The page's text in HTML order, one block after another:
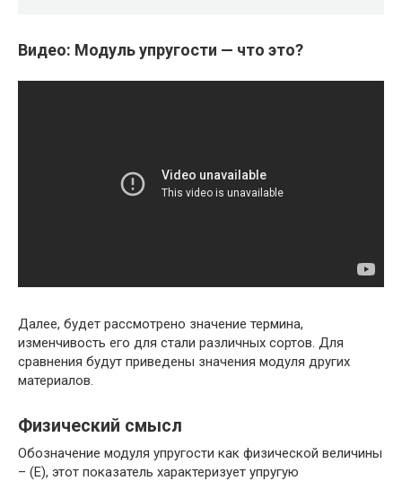
Видео: Модуль упругости — что это?
Далее, будет рассмотрено значение термина,
изменчивость его для стали различных сортов. Для
сравнения будут приведены значения модуля других
материалов.
Физический смысл
Обозначение модуля упругости как физической величины
– (Е), этот показатель характеризует упругую